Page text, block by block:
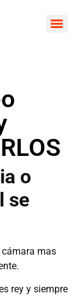
o
se
cámara mas
rey y siempre